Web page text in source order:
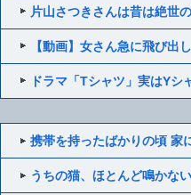
片山さつきさんは昔は絶世
【動画】女さん急に飛び出
ドラマ「Tシャツ」実はYシ
携帯を持ったばかりの頃 家
うちの猫、ほとんど鳴かな